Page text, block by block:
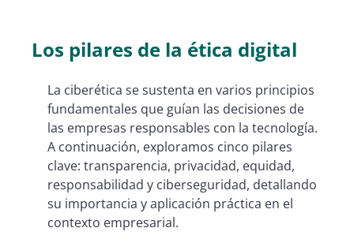
Los pilares de la ética digital
La ciberética se sustenta en varios principios
fundamentales que guían las decisiones de
las empresas responsables con la tecnología.
A continuación, exploramos cinco pilares
clave: transparencia, privacidad, equidad,
responsabilidad y ciberseguridad, detallando
su importancia y aplicación práctica en el
contexto empresarial.